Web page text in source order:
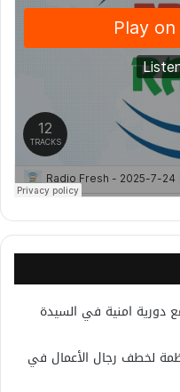
دورية امنية في السيدة
لخطف رجال الأعمال في